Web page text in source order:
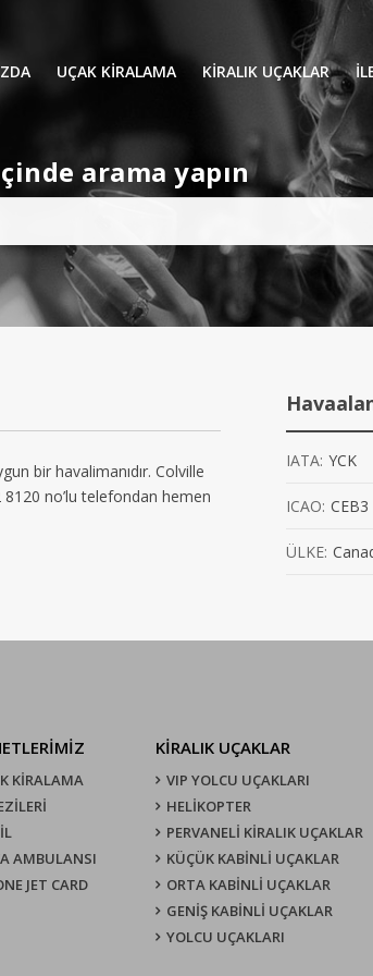
UÇAK KİRALAMA
İŞ GEZİLERİ TATİL
AVİONE JET CARD
KIRALIK UÇAKLAR
VIP YOLCU UÇAKLARI
HELİKOPTER
KÜÇÜK KABİNLİ
ORTA KABİNLİ
YOLCU UÇAKLARI
arama yapın
bir havalimanıdır. Colville
no’lu telefondan hemen
IATA: YCK
ICAO: CEB3
ÜLKE:
KIRALAMA
AMBULANSI
JET CARD
KIRALIK UÇAKLAR
VIP YOLCU UÇAKLARI
HELİKOPTER
PERVANELİ KİRALIK UÇAKLAR
KÜÇÜK KABİNLİ UÇAKLAR
ORTA KABİNLİ UÇAKLAR
GENİŞ KABİNLİ UÇAKLAR
YOLCU UÇAKLARI